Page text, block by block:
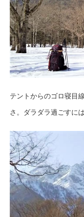
テントからのゴロ寝目
さ。ダラダラ過ごすに